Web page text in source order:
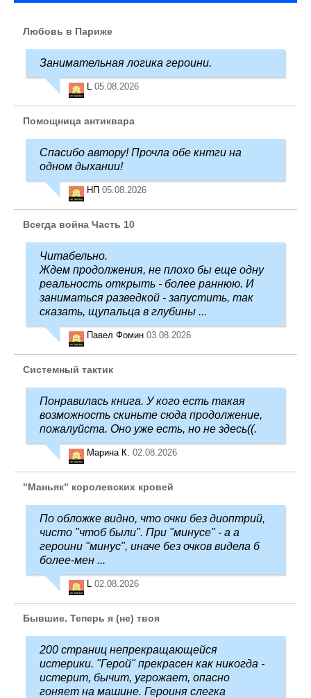
Любовь в Париже
Занимательная логика героини.
05.08.2026
Помощница антиквара
Спасибо автору! Прочла обе кнтги на
одном дыхании!
НП 05.08.2026
Всегда война Часть 10
Читабельно.
Ждем продолжения, не плохо бы еще одну
реальность открыть - более раннюю. И
заниматься разведкой - запустить, так
сказать, щупальца в глубины ...
Павел Фомин 03.08.2026
Системный тактик
Понравилась книга. У кого есть такая
возможность скиньте сюда продолжение,
пожалуйста. Оно уже есть, но не здесь((.
Марина К. 02.08.2026
"Маньяк" королевских кровей
По обложке видно, что очки без диоптрий,
чисто "чтоб были". При "минусе" - а а
героини "минус", иначе без очков видела б
более-мен ...
02.08.2026
Бывшие. Теперь я (не) твоя
200 страниц непрекращающейся
истерики. "Герой" прекрасен как никогда -
истерит, бычит, угрожает, опасно
гоняет на машине. Героиня слегка